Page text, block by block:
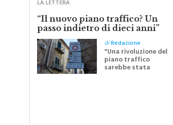
“Il nuovo piano traffico? Un
passo indietro di dieci anni”
diRedazione
"Una rivoluzione del
piano traffico
sarebbe stata
efficace se preceduta